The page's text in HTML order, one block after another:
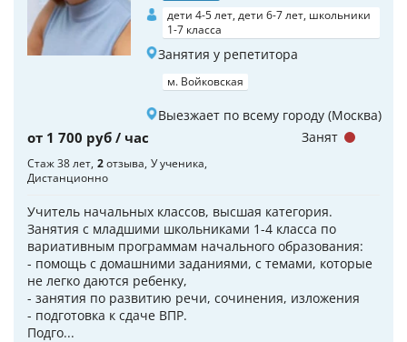
дети 4-5 лет, дети 6-7 лет, школьники
1-7 класса
Занятия у репетитора
м. Войковская
Выезжает по всему городу (Москва)
от 1 700 руб / час
Стаж 38 лет 2отзыва У ученика
Дистанционно
Учитель начальных классов, высшая категория.
Занятия с младшими школьниками 1-4 класса по
вариативным программам начального образования:
- помощь с домашними заданиями, с темами, которые
не легко даются ребенку,
- занятия по развитию речи, сочинения, изложения
- подготовка к сдаче ВПР.
Подго...
Занят